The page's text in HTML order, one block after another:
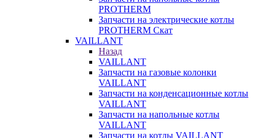
PROTHERM
Запчасти на электрические котлы
PROTHERM Скат
VAILLANT
Назад
VAILLANT
Запчасти на газовые колонки
VAILLANT
Запчасти на конденсационные котлы
VAILLANT
Запчасти на напольные котлы
VAILLANT
Запчасти на котлы VAILLANT